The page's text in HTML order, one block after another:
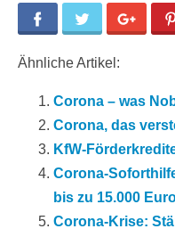
Facebook Twitter
Ähnliche Artikel:
Corona – was
Corona, das
KfW-
Corona-
bis zu 15.000
Corona-Krise: